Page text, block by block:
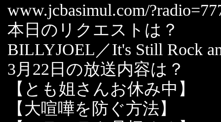
www.jcbasimul.com/
本日のリクエストは？
BILLYJOEL／It's Still Rock
3月22日の放送内容は？
【とも姐さんお休み中】
【大喧嘩を防ぐ方法】